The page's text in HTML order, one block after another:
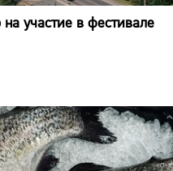
участие в фестивале